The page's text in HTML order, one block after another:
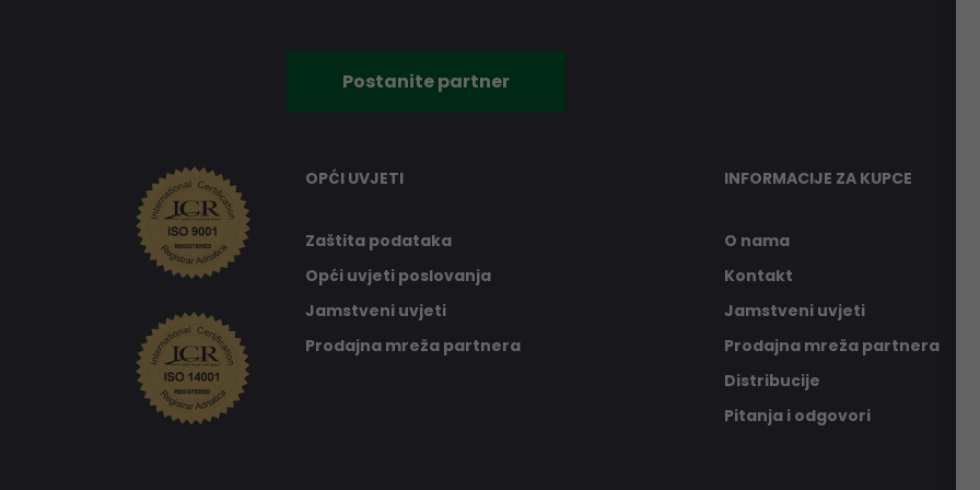
Postanite partner
OPĆI UVJETI
Zaštita podataka
Opći uvjeti poslovanja
Jamstveni uvjeti
Prodajna mreža partnera
INFORMACIJE ZA KUPCE
O nama
Kontakt
Jamstveni uvjeti
Prodajna mreža partnera
Distribucije
Pitanja i odgovori